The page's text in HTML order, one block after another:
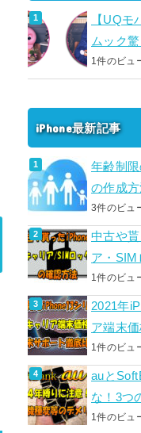
【UQ
ムック
1件のビュ
iPhone最新記事
年齢制
の作成
3件のビュ
中古や
ア・SIM
1件のビュ
2021年
ア端末
1件のビュ
auと
な！3つ
1件のビュ